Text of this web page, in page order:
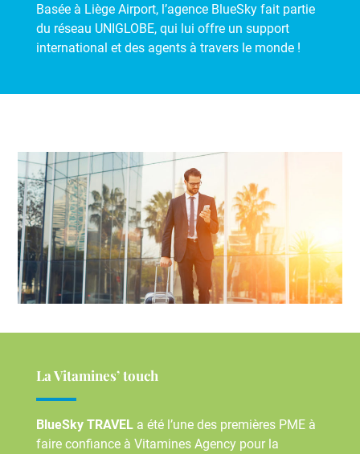
Basée à Liège Airport, l’agence BlueSky fait partie
du réseau UNIGLOBE, qui lui offre un support
international et des agents à travers le monde !
La Vitamines’ touch
BlueSky TRAVELa été l’une des premières PME à
faire confiance à Vitamines Agency pour la